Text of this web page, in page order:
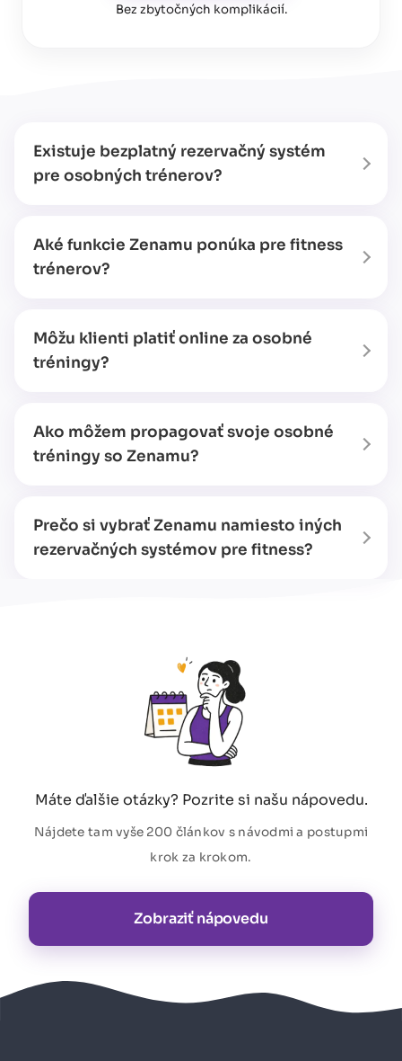
Bez zbytočných komplikácií.
Existuje bezplatný rezervačný systém
pre osobných trénerov?
Aké funkcie Zenamu ponúka pre fitness
trénerov?
Môžu klienti platiť online za osobné
tréningy?
Ako môžem propagovať svoje osobné
tréningy so Zenamu?
Prečo si vybrať Zenamu namiesto iných
rezervačných systémov pre fitness?
Máte ďalšie otázky? Pozrite si našu nápovedu.
Nájdete tam vyše 200 článkov s návodmi a postupmi
krok za krokom.
Zobraziť nápovedu